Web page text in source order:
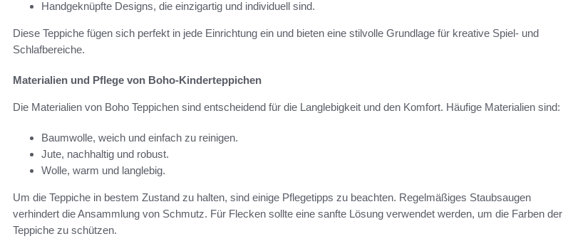
Handgeknüpfte Designs, die einzigartig und individuell sind.
Diese Teppiche fügen sich perfekt in jede Einrichtung ein und bieten eine stilvolle Grundlage für kreative Spiel- und
Schlafbereiche.
Materialien und Pflege von Boho-Kinderteppichen
Die Materialien von Boho Teppichen sind entscheidend für die Langlebigkeit und den Komfort. Häufige Materialien sind:
Baumwolle, weich und einfach zu reinigen.
Jute, nachhaltig und robust.
Wolle, warm und langlebig.
Um die Teppiche in bestem Zustand zu halten, sind einige Pflegetipps zu beachten. Regelmäßiges Staubsaugen
verhindert die Ansammlung von Schmutz. Für Flecken sollte eine sanfte Lösung verwendet werden, um die Farben der
Teppiche zu schützen.